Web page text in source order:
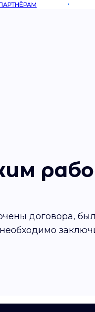
договора,